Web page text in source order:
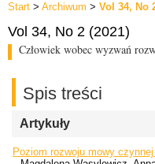
Start > Archiwum > Vol 34, No
Vol 34, No 2 (2021)
Człowiek wobec wyzwań
Spis treści
Artykuły
Poziom rozwoju mowy